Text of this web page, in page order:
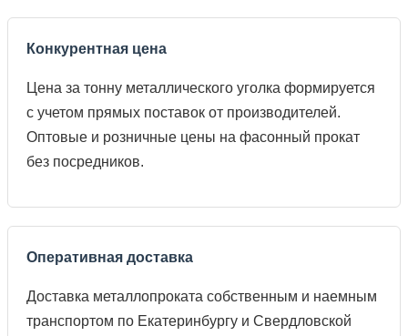
Конкурентная цена
Цена за тонну металлического уголка формируется
с учетом прямых поставок от производителей.
Оптовые и розничные цены на фасонный прокат
без посредников.
Оперативная доставка
Доставка металлопроката собственным и наемным
транспортом по Екатеринбургу и Свердловской